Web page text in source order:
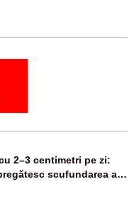
2–3 centimetri pe zi:
scufundarea a
a asigura răcirea